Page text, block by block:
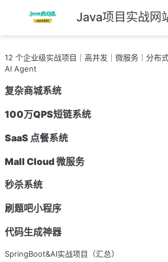
跳至主要內容 Java项目实战网
12 个企业级实战项目｜高并发｜微服务｜分布式
AI Agent
复杂商城系统
100万QPS短链系统
SaaS 点餐系统
Mall Cloud 微服务
秒杀系统
刷题吧小程序
代码生成神器
SpringBoot&AI实战项目（汇总）